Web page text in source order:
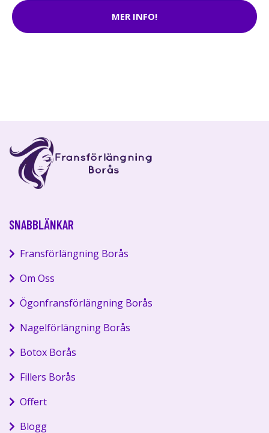
MER INFO!
SNABBLÄNKAR
Fransförlängning Borås
Om Oss
Ögonfransförlängning Borås
Nagelförlängning Borås
Botox Borås
Fillers Borås
Offert
Blogg